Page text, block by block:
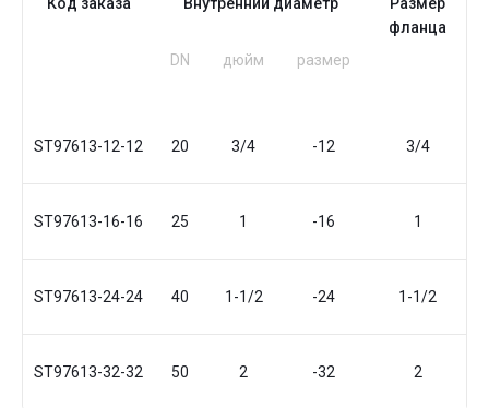
фланца
DN
дюйм
размер
ST97613-12-12 20 3/4 -12 3/4
ST97613-16-16 25 1 -16 1
ST97613-24-24 40 1-1/2 -24 1-1/2
ST97613-32-32 50 2 -32 2